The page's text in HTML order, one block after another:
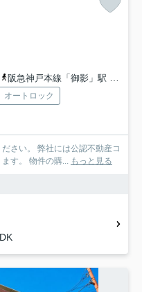
阪急神戸本線「御影」駅 徒歩35分
オートロック
認不動産コ
す。 物件の購... もっと見る